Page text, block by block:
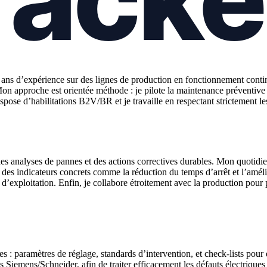
d’expérience sur des lignes de production en fonctionnement
approche est orientée méthode : je pilote la maintenance
d’habilitations B2V/BR et je travaille en respectant strictement
analyses de pannes et des actions correctives durables. Mon
indicateurs concrets comme la réduction du temps d’arrêt et
Enfin, je collabore étroitement avec la production pour
paramètres de réglage, standards d’intervention, et check-lists
Schneider, afin de traiter efficacement les défauts